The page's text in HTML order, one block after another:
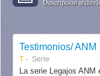
Testimonios/ ANM
T Serie
La serie Legajos